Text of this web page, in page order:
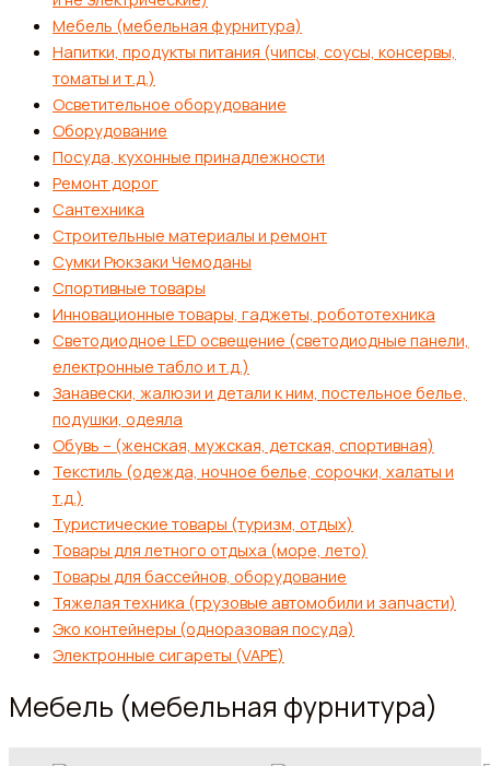
Мебель (мебельная фурнитура)
Напитки, продукты питания (чипсы, соусы, консервы,
томаты и т.д.)
Осветительное оборудование
Оборудование
Посуда, кухонные принадлежности
Ремонт дорог
Сантехника
Строительные материалы и ремонт
Сумки Рюкзаки Чемоданы
Спортивные товары
Инновационные товары, гаджеты, робототехника
Светодиодное LED освещение (светодиодные панели,
електронные табло и т.д.)
Занавески, жалюзи и детали к ним, постельное белье,
подушки, одеяла
Обувь – (женская, мужская, детская, спортивная)
Текстиль (одежда, ночное белье, сорочки, халаты и
т.д.)
Туристические товары (туризм, отдых)
Товары для летного отдыха (море, лето)
Товары для бассейнов, оборудование
Тяжелая техника (грузовые автомобили и запчасти)
Эко контейнеры (одноразовая посуда)
Электронные сигареты (VAPE)
Мебель (мебельная фурнитура)